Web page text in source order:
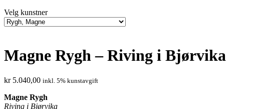
Velg kunstner
Magne Rygh – Riving i Bjørvika
kr5.040,00 inkl. 5% kunstavgift
Magne Rygh
Riving i Bjørvika